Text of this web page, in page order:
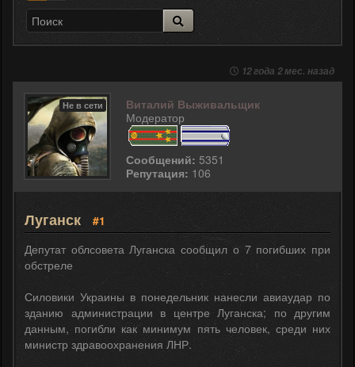
12 года 2 мес. назад
Не в сети
Виталий Выживальщик
Модератор
Сообщений: 5351
Репутация: 106
Луганск
#1
Депутат облсовета Луганска сообщил о 7 погибших при
обстреле
Силовики Украины в понедельник нанесли авиаудар по
зданию администрации в центре Луганска; по другим
данным, погибли как минимум пять человек, среди них
министр здравоохранения ЛНР.